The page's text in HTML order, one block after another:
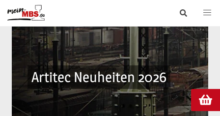
Artitec Neuheiten 2026